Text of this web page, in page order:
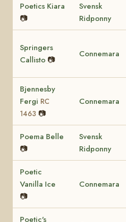
Poetics Kiara
📷
Svensk
Ridponny
Springers
Callisto 📷
Connemara
Bjennesby
Fergi RC
1463 📷
Connemara
Poema Belle
📷
Svensk
Ridponny
Poetic
Vanilla Ice
📷
Connemara
Poetic's